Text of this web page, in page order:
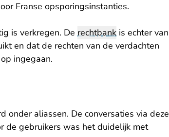
Franse opsporingsinstanties.
is verkregen. De rechtbank is echter van
en dat de rechten van de verdachten
ingegaan.
onder aliassen. De conversaties via deze
de gebruikers was het duidelijk met